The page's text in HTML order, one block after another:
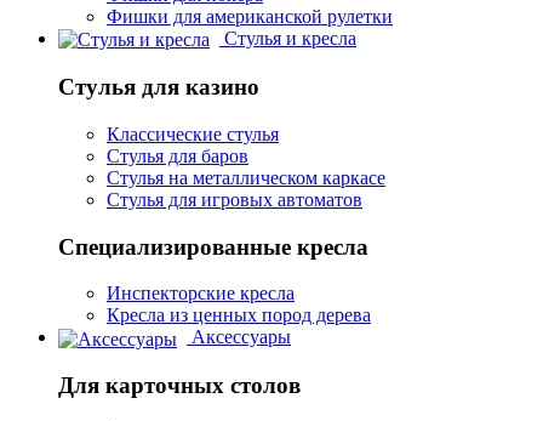
Фишки для американской рулетки
Стулья и кресла
Стулья для казино
Классические стулья
Стулья для баров
Стулья на металлическом каркасе
Стулья для игровых автоматов
Специализированные кресла
Инспекторские кресла
Кресла из ценных пород дерева
Аксессуары
Для карточных столов